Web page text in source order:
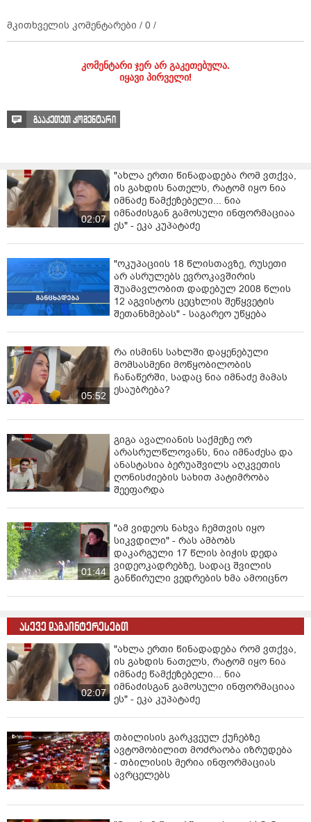
მკითხველის კომენტარები / 0 /
კომენტარი ჯერ არ გაკეთებულა.
იყავი პირველი!
გააკეთეთ კომენტარი
02:07
"ახლა ერთი წინადადება რომ ვთქვა,
ის გახდის ნათელს, რატომ იყო ნია
იმნაძე წამქეზებელი... ნია
იმნაძისგან გამოსული ინფორმაციაა
ეს" - ეკა კუპატაძე
"ოკუპაციის 18 წლისთავზე, რუსეთი
არ ასრულებს ევროკავშირის
შუამავლობით დადებულ 2008 წლის
12 აგვისტოს ცეცხლის შეწყვეტის
შეთანხმებას" - საგარეო უწყება
05:52
რა ისმინს სახლში დაყენებული
მომსასმენი მოწყობილობის
ჩანაწერში, სადაც ნია იმნაძე მამას
ესაუბრება?
გიგა ავალიანის საქმეზე ორ
არასრულწლოვანს, ნია იმნაძესა და
ანასტასია ბერუაშვილს აღკვეთის
ღონისძიების სახით პატიმრობა
შეეფარდა
01:44
"ამ ვიდეოს ნახვა ჩემთვის იყო
სიკვდილი" - რას ამბობს
დაკარგული 17 წლის ბიჭის დედა
ვიდეოკადრებზე, სადაც შვილის
განწირული ვედრების ხმა ამოიცნო
ასევე დაგაინტერესებთ
02:07
"ახლა ერთი წინადადება რომ ვთქვა,
ის გახდის ნათელს, რატომ იყო ნია
იმნაძე წამქეზებელი... ნია
იმნაძისგან გამოსული ინფორმაციაა
ეს" - ეკა კუპატაძე
თბილისის გარკვეულ ქუჩებზე
ავტომობილით მოძრაობა იზრუდება
- თბილისის მერია ინფორმაციას
ავრცელებს